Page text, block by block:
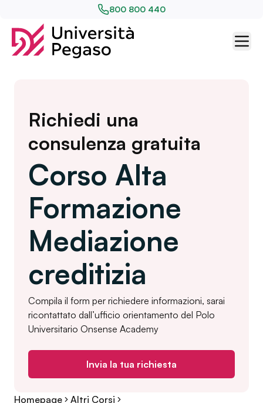
800 800 440
Richiedi una
consulenza gratuita
Corso Alta
Formazione
Mediazione
creditizia
Compila il form per richiedere informazioni, sarai
ricontattato dall’ufficio orientamento del Polo
Universitario Onsense Academy
Invia la tua richiesta
Homepage
Altri Corsi